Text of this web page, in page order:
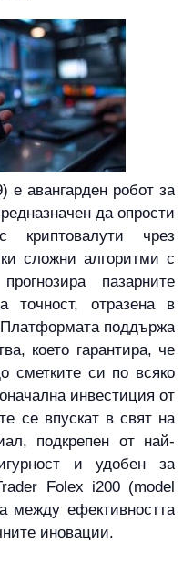
е авангарден робот за
да опрости
криптовалути чрез
сложни алгоритми с
пазарните
точност, отразена в
Платформата поддържа
което гарантира, че
сметките си по всяко
инвестиция от
се впускат в свят на
подкрепен от най-
и удобен за
Folex i200 (model
между ефективността
иновации.